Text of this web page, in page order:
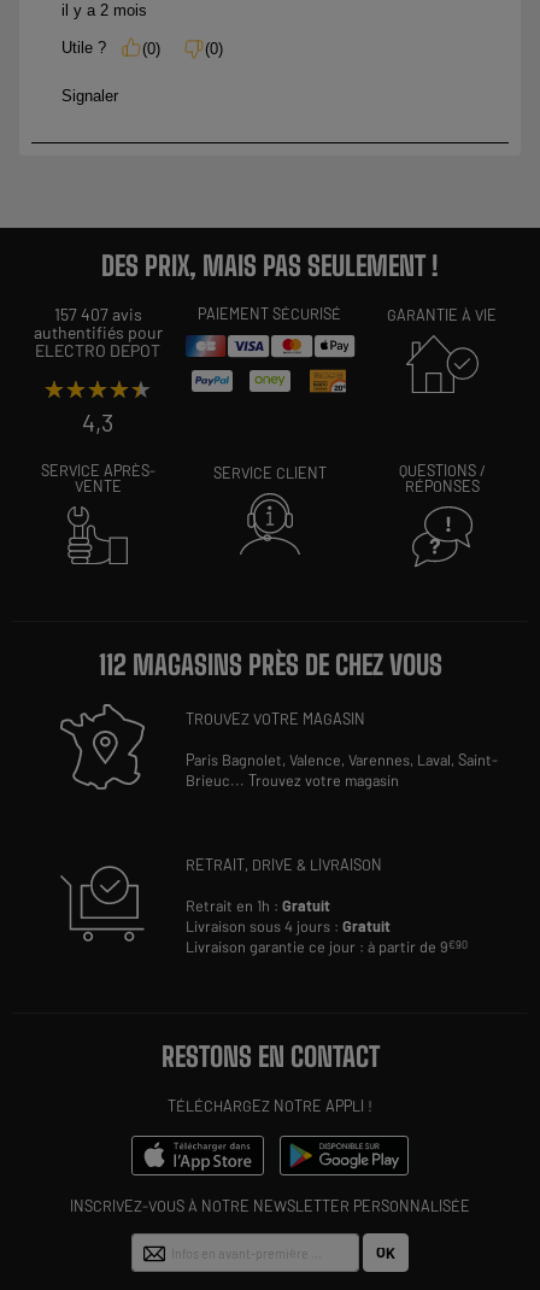
DES PRIX, MAIS PAS SEULEMENT !
157 407 avis
authentifiés pour
ELECTRO DEPOT
★★★★★
★★★★★
4,3
PAIEMENT SÉCURISÉ GARANTIE À VIE
SERVICE APRÈS-
VENTE
SERVICE CLIENT
QUESTIONS /
RÉPONSES
112 MAGASINS PRÈS DE CHEZ VOUS
TROUVEZ VOTRE MAGASIN
Paris Bagnolet,Valence,Varennes, Laval,Saint-
Brieuc...Trouvez votre magasin
RETRAIT, DRIVE & LIVRAISON
Retrait en 1h :Gratuit
Livraison sous 4 jours :Gratuit
Livraison garantie ce jour : à partir de 9€90
RESTONS EN CONTACT
TÉLÉCHARGEZ NOTRE APPLI !
INSCRIVEZ-VOUS À NOTRE NEWSLETTER PERSONNALISÉE
OK